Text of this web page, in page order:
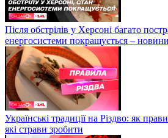
Після обстрілів у Херсоні багато
енергосистеми покращується – новини
Українські традиції на Різдво: як
які страви зробити